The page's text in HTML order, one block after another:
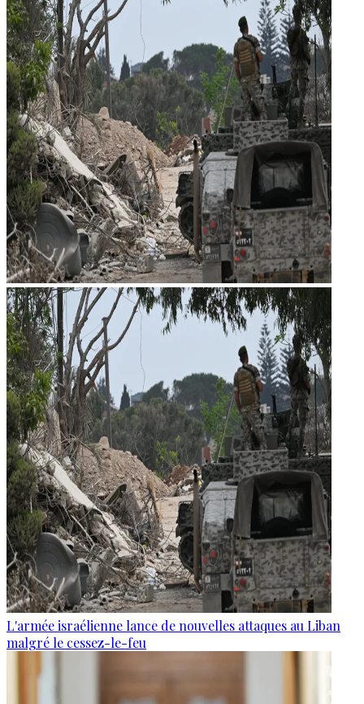
L'armée israélienne lance de nouvelles attaques au Liban
malgré le cessez-le-feu